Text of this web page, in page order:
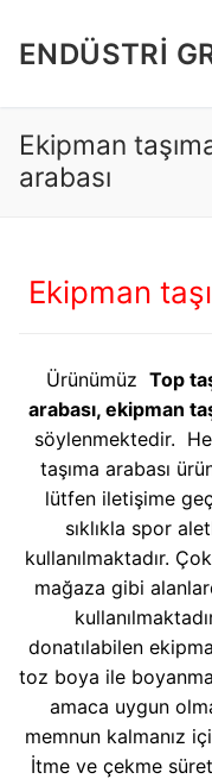
atlaENDÜSTRI
Ekipman
arabası
Ekipman
Ürünümüz Top
arabası, ekipman
söylenmektedir.
taşıma arabası
lütfen iletişime
sıklıkla spor
kullanılmaktadır.
mağaza gibi
donatılabilen
toz boya ile
amaca uygun
memnun kalmanız
İtme ve çekme